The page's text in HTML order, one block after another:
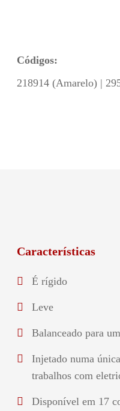
Códigos:
218914 (Amarelo) |
Características
É rígido
Leve
Balanceado para
Injetado numa
trabalhos com
Disponível em 17